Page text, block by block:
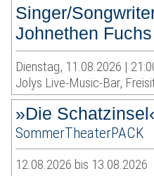
Singer/
Johnethen Fuchs
Dienstag, 11.08.2026 |
Jolys Live-Music-Bar,
»Die
SommerTheaterPACK
12.08.2026 bis 13.08.2026